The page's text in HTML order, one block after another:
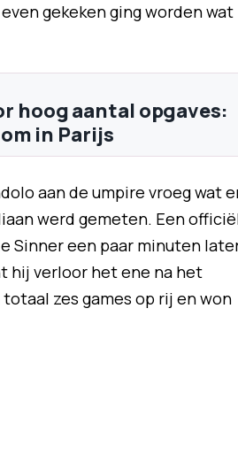
gekeken ging worden wat
hoog aantal opgaves:
in Parijs
aan de umpire vroeg wat
werd gemeten. Een
Sinner een paar minuten
hij verloor het ene na het
zes games op rij en won